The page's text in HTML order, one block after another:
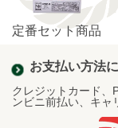
定番セット商品
お支払い方法
クレジットカード、
ンビニ前払い、キャ